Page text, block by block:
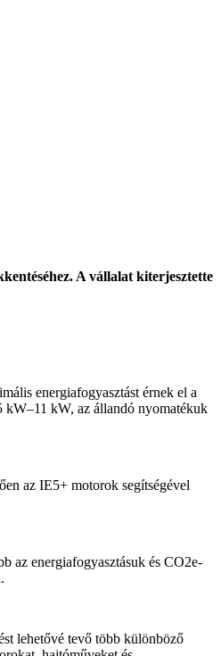
A vállalat kiterjesztette
energiafogyasztást érnek el a
kW–11 kW, az állandó nyomatékuk
az IE5+ motorok segítségével
az energiafogyasztásuk és CO2e-
lehetővé tevő több különböző